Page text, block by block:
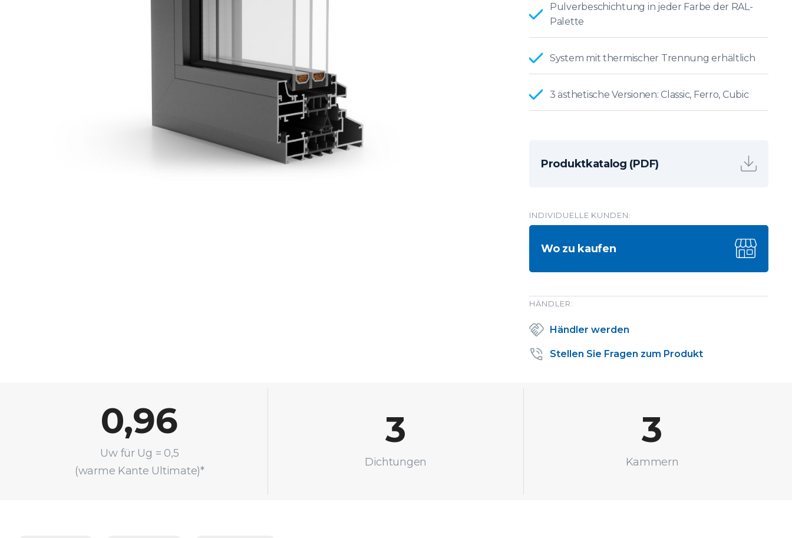
Pulverbeschichtung in jeder Farbe der RAL-
Palette
System mit thermischer Trennung erhältlich
3 ästhetische Versionen: Classic, Ferro, Cubic
Produktkatalog (PDF)
INDIVIDUELLE KUNDEN:
Wo zu kaufen
HÄNDLER:
Händler werden
Stellen Sie Fragen zum Produkt
0,96
Uw für Ug = 0,5
(warme Kante Ultimate)*
3
Dichtungen
3
Kammern